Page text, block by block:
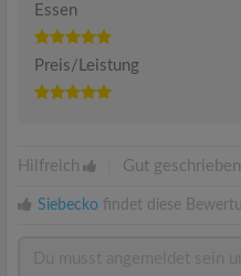
Essen
Preis/Leistung
Hilfreich Gut geschrieben
Siebecko findet diese